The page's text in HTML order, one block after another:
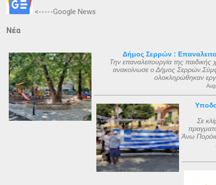
<-----Google News
Νέα
Δήμος Σερρών :
Την επαναλειτουργία της
ανακοίνωσε ο Δήμος
ολοκληρώθηκαν
Σε
Άνω